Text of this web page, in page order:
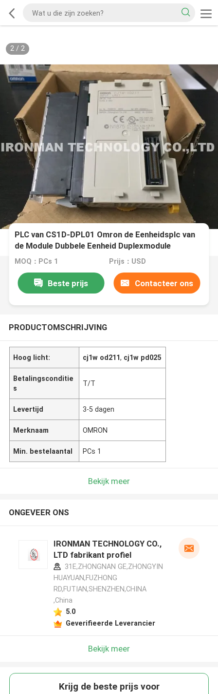
2/ 2
PLC van CS1D-DPL01 Omron de Eenheidsplc van
de Module Dubbele Eenheid Duplexmodule
MOQ：PCs 1 Prijs：USD
Beste prijs Contacteer ons
PRODUCTOMSCHRIJVING
Hoog licht: cj1w od211, cj1w pd025
Betalingsconditie
s
T/T
Levertijd 3-5 dagen
Merknaam OMRON
Min. bestelaantal PCs 1
Bekijk meer
ONGEVEER ONS
IRONMAN TECHNOLOGY CO.,
LTD fabrikant profiel
31E,ZHONGNAN GE,ZHONGYIN
HUAYUAN,FUZHONG
RD,FUTIAN,SHENZHEN,CHINA
,China
5.0
Geverifieerde Leverancier
Bekijk meer
Krijg de beste prijs voor